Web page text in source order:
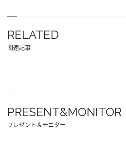
RELATED
関連記事
PRESENT&MONITOR
プレゼント＆モニター